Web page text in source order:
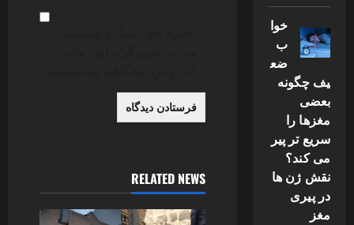
RELATED NEWS
خوا
ب
ضع
یف چگونه
بعضی
مغزها را
سریع تر پیر
می کند؟
نقش ژن ها
در پیری
مغز